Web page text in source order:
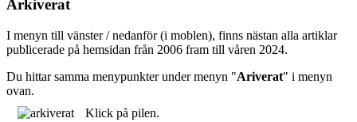
Arkiverat
I menyn till vänster / nedanför (i moblen), finns nästan alla artiklar
publicerade på hemsidan från 2006 fram till våren 2024.
Du hittar samma menypunkter under menyn "Ariverat" i menyn
ovan.
Klick på pilen.